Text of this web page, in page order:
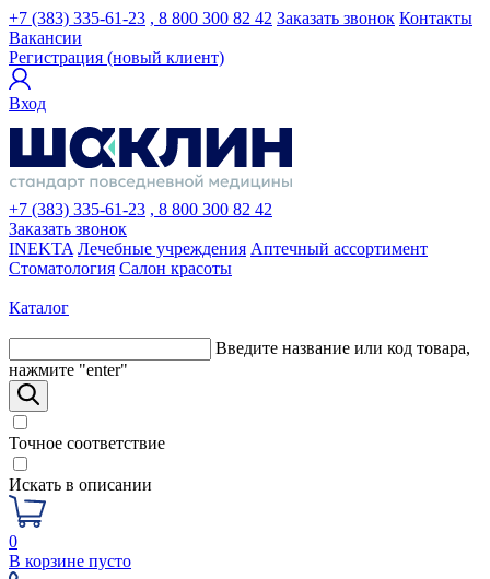
+7 (383) 335-61-23 , 8 800 300 82 42 Заказать звонок Контакты
Вакансии
Регистрация (новый клиент)
Вход
+7 (383) 335-61-23 , 8 800 300 82 42
Заказать звонок
INEKTA Лечебные учреждения Аптечный ассортимент
Стоматология Салон красоты
Каталог
Введите название или код товара,
нажмите "enter"
Точное соответствие
Искать в описании
0
В корзине пусто